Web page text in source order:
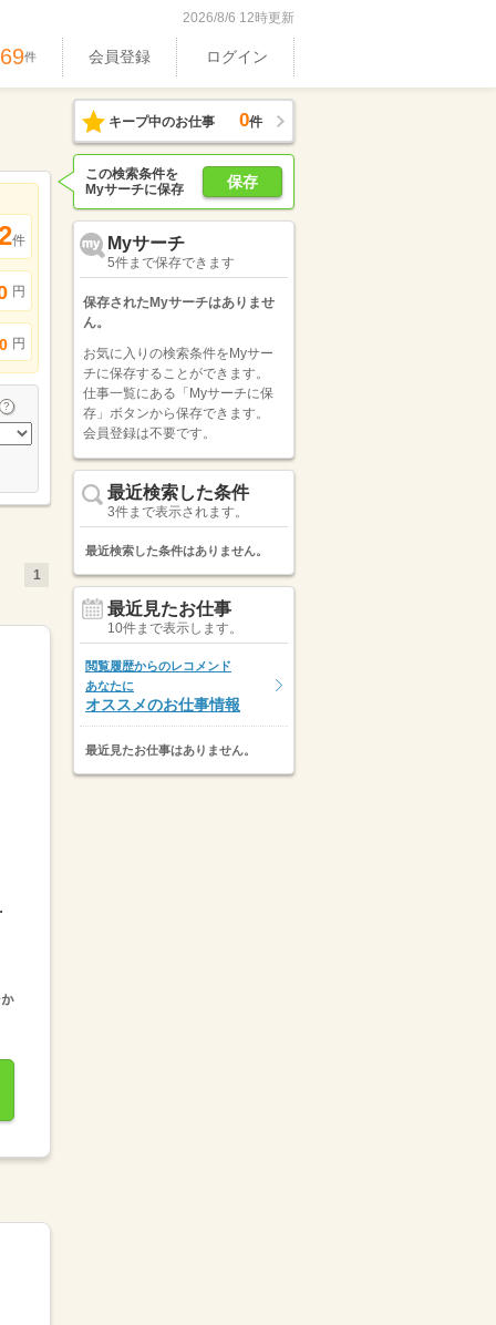
2026/8/6 12時更新
件 会員登録 ログイン
件
円
円
1
お仕事...
キープ中のお仕事 0件
保存
この検索条件を
Myサーチに保存
Myサーチ
5件まで保存できます
保存されたMyサーチはありませ
ん。
お気に入りの検索条件をMyサー
チに保存することができます。
仕事一覧にある「Myサーチに保
存」ボタンから保存できます。
会員登録は不要です。
最近検索した条件
3件まで表示されます。
最近検索した条件はありません。
最近見たお仕事
10件まで表示します。
閲覧履歴からのレコメンド
あなたに
オススメのお仕事情報
最近見たお仕事はありません。